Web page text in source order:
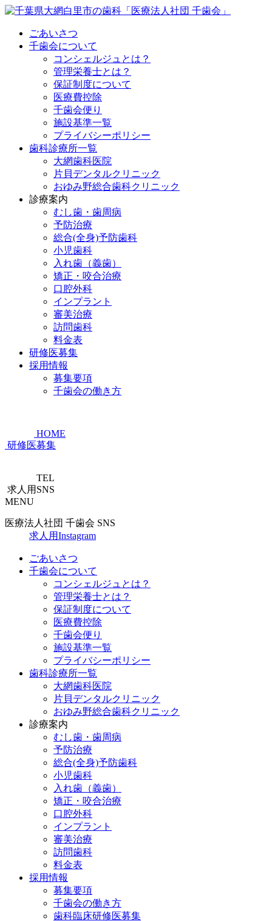
ごあいさつ
千歯会について
コンシェルジュとは？
管理栄養士とは？
保証制度について
医療費控除
千歯会便り
施設基準一覧
プライバシーポリシー
歯科診療所一覧
大網歯科医院
片貝デンタルクリニック
おゆみ野総合歯科クリニック
診療案内
むし歯・歯周病
予防治療
総合(全身)予防歯科
小児歯科
入れ歯（義歯）
矯正・咬合治療
口腔外科
インプラント
審美治療
訪問歯科
料金表
研修医募集
採用情報
募集要項
千歯会の働き方
HOME
研修医募集
TEL
求人用SNS
MENU
医療法人社団 千歯会 SNS
求人用Instagram
ごあいさつ
千歯会について
コンシェルジュとは？
管理栄養士とは？
保証制度について
医療費控除
千歯会便り
施設基準一覧
プライバシーポリシー
歯科診療所一覧
大網歯科医院
片貝デンタルクリニック
おゆみ野総合歯科クリニック
診療案内
むし歯・歯周病
予防治療
総合(全身)予防歯科
小児歯科
入れ歯（義歯）
矯正・咬合治療
口腔外科
インプラント
審美治療
訪問歯科
料金表
採用情報
募集要項
千歯会の働き方
歯科臨床研修医募集